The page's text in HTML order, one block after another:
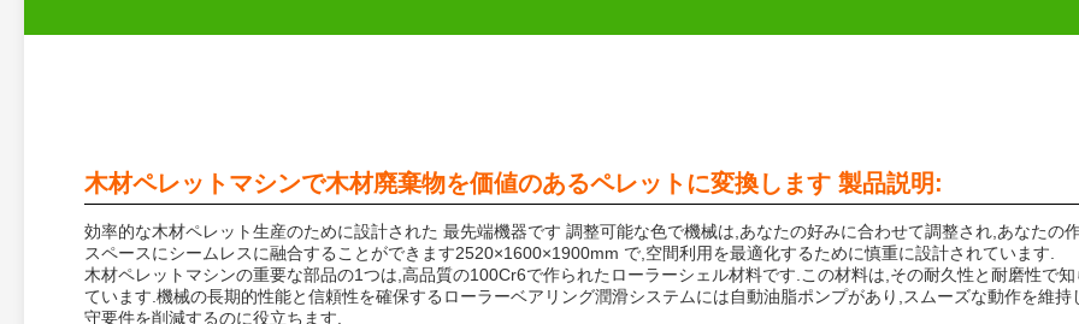
木材ペレットマシンで木材廃棄物を価値のあるペレットに変換します 製品説明:
効率的な木材ペレット生産のために設計された 最先端機器です 調整可能な色で機械は,あなたの好みに合わせて調整され,あなたの
スペースにシームレスに融合することができます2520×1600×1900mm で,空間利用を最適化するために慎重に設計されています.
木材ペレットマシンの重要な部品の1つは,高品質の100Cr6で作られたローラーシェル材料です.この材料は,その耐久性と耐磨性で知
ています.機械の長期的性能と信頼性を確保するローラーベアリング潤滑システムには自動油脂ポンプがあり,スムーズな動作を維持
守要件を削減するのに役立ちます.